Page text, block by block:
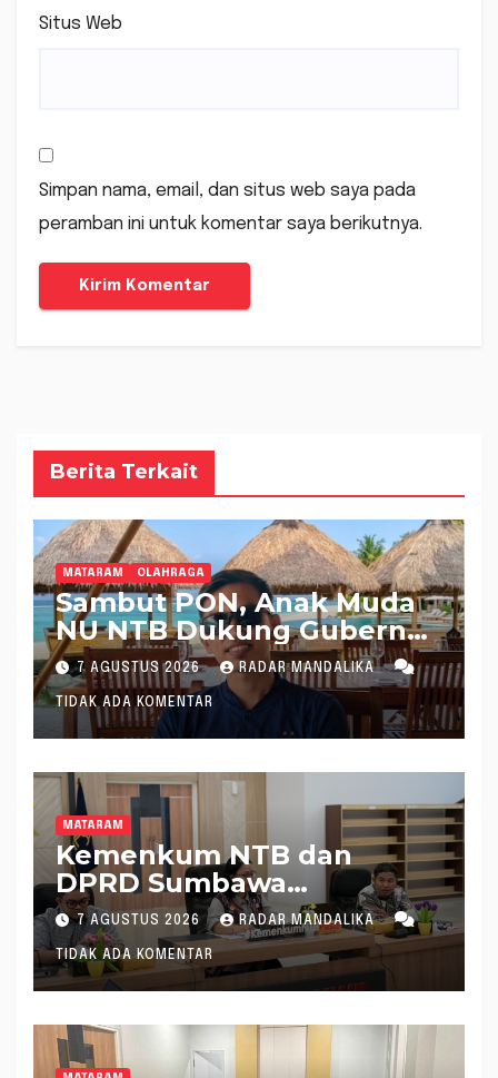
Situs Web
Simpan nama, email, dan situs web saya pada
peramban ini untuk komentar saya berikutnya.
Berita Terkait
MATARAM OLAHRAGA
Sambut PON, Anak Muda
NU NTB Dukung Gubernur
Pimpin KONI NTB
7 AGUSTUS 2026 RADAR MANDALIKA
TIDAK ADA KOMENTAR
MATARAM
Kemenkum NTB dan
DPRD Sumbawa
Mantapkan Rencana
Pembentukan 8 Raperda
Inisiatif
7 AGUSTUS 2026 RADAR MANDALIKA
TIDAK ADA KOMENTAR